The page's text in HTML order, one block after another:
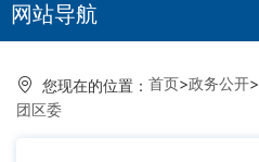
网站导航
您现在的位置： 首页>政务公开>
团区委